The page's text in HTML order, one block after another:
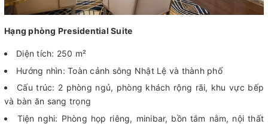
Hạng phòng Presidential Suite
Diện tích: 250 m²
Hướng nhìn: Toàn cảnh sông Nhật Lệ và thành phố
Cấu trúc: 2 phòng ngủ, phòng khách rộng rãi, khu vực bếp
và bàn ăn sang trọng
Tiện nghi: Phòng họp riêng, minibar, bồn tắm nằm, nội thất